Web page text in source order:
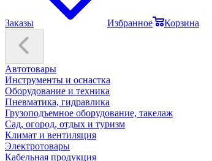
Заказы Избранное Корзина
Автотовары
Инструменты и оснастка
Оборудование и техника
Пневматика, гидравлика
Грузоподъемное оборудование, такелаж
Сад, огород, отдых и туризм
Климат и вентиляция
Электротовары
Кабельная продукция